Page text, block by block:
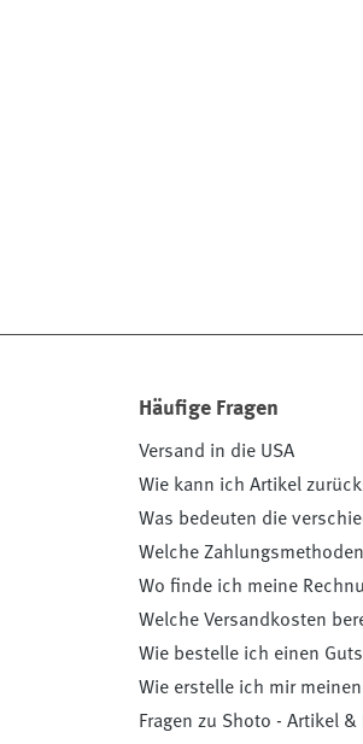
Häufige Fragen
Versand in die USA
Wie kann ich Artikel
Was bedeuten die
Welche
Wo finde ich meine
Welche Versandkosten
Wie bestelle ich einen
Wie erstelle ich mir
Fragen zu Shoto - Artikel